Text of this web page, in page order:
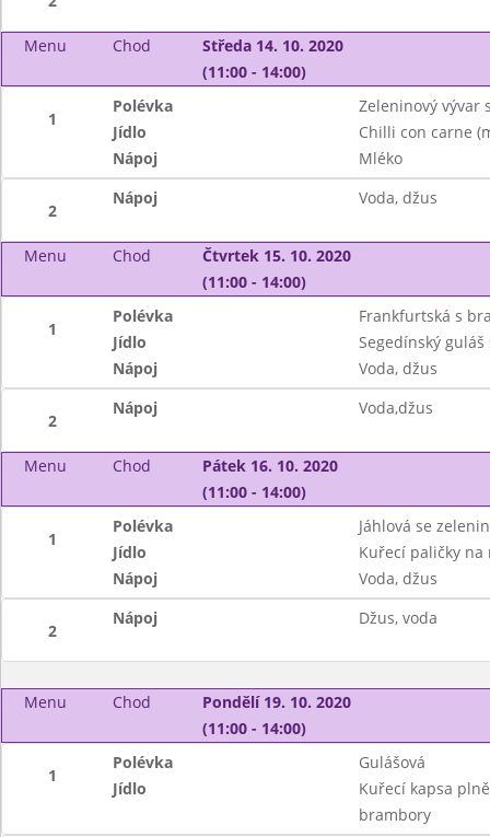
Menu Chod
Středa 14. 10. 2020
(11:00 - 14:00)
1
Polévka
Zeleninový vývar
Jídlo
Chilli con carne
Nápoj
Mléko
2
Nápoj Voda, džus
Menu Chod
Čtvrtek 15. 10. 2020
(11:00 - 14:00)
1
Polévka
Frankfurtská s
Jídlo
Segedínský
Nápoj
Voda, džus
2
Nápoj Voda,džus
Menu Chod
Pátek 16. 10. 2020
(11:00 - 14:00)
1
Polévka
Jáhlová se
Jídlo
Kuřecí paličky
Nápoj
Voda, džus
2
Nápoj Džus, voda
Menu Chod
Pondělí 19. 10. 2020
(11:00 - 14:00)
1
Polévka
Gulášová
Jídlo
Kuřecí kapsa
brambory